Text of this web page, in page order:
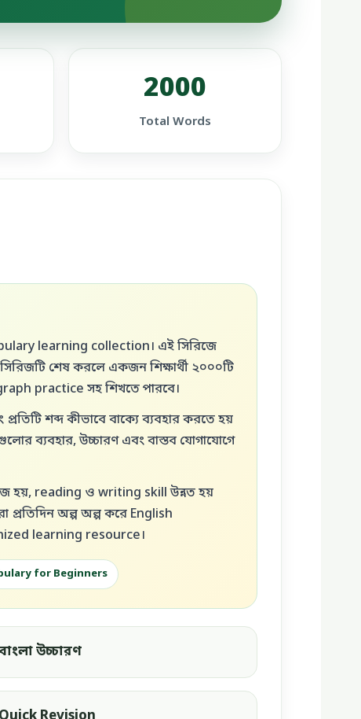
2000
Total Words
learning collection। এই সিরিজে
শেষ করলে একজন শিক্ষার্থী ২০০০টি
practice সহ শিখতে পারবে।
শব্দ কীভাবে বাক্যে ব্যবহার করতে হয়
ব্যবহার, উচ্চারণ এবং বাস্তব যোগাযোগে
হয়, reading ও writing skill উন্নত হয়
প্রতিদিন অল্প অল্প করে English
learning resource।
for Beginners
উচ্চারণ